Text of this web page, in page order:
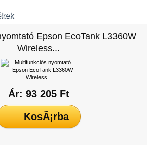
Epson EcoTank L3360W
Wireless...
Ár: 93 205 Ft